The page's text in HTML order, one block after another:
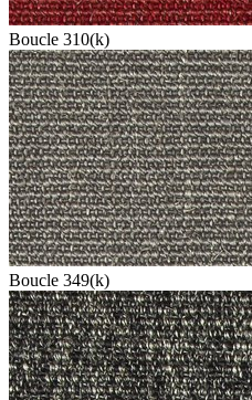
Boucle 310(k)
Boucle 349(k)